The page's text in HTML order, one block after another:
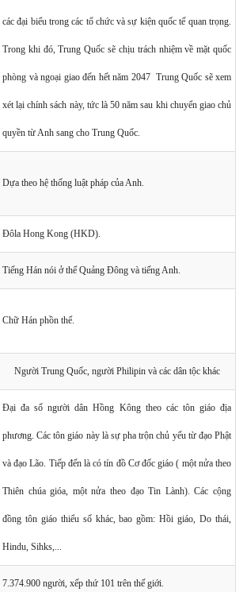
các đại biểu trong các tổ chức và sự kiện quốc tế quan trọng.
Trong khi đó, Trung Quốc sẽ chịu trách nhiệm về mặt quốc
phòng và ngoại giao đến hết năm 2047 Trung Quốc sẽ xem
xét lại chính sách này, tức là 50 năm sau khi chuyển giao chủ
quyền từ Anh sang cho Trung Quốc.
Dựa theo hệ thống luật pháp của Anh.
Đôla Hong Kong (HKD).
Tiếng Hán nói ở thể Quảng Đông và tiếng Anh.
Chữ Hán phồn thể.
Người Trung Quốc, người Philipin và các dân tộc khác
Đại đa số người dân Hồng Kông theo các tôn giáo địa
phương. Các tôn giáo này là sự pha trộn chủ yếu từ đạo Phật
và đạo Lão. Tiếp đến là có tín đồ Cơ đốc giáo ( một nửa theo
Thiên chúa gióa, một nửa theo đạo Tin Lành). Các cộng
đồng tôn giáo thiểu số khác, bao gồm: Hồi giáo, Do thái,
Hindu, Sihks,...
7.374.900 người, xếp thứ 101 trên thế giới.